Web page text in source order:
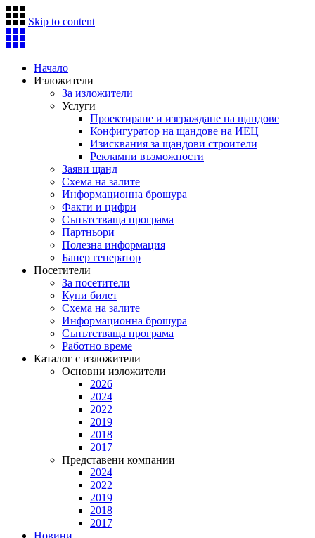
Skip to content
Начало
Изложители
За изложители
Услуги
Проектиране и изграждане на щандове
Конфигуратор на щандове на ИЕЦ
Изисквания за щандови строители
Рекламни възможности
Заяви щанд
Схема на залите
Информационна брошура
Факти и цифри
Съпътстваща програма
Партньори
Полезна информация
Банер генератор
Посетители
За посетители
Купи билет
Схема на залите
Информационна брошура
Съпътстваща програма
Работно време
Каталог с изложители
Основни изложители
2026
2024
2022
2019
2018
2017
Представени компании
2024
2022
2019
2018
2017
Новини